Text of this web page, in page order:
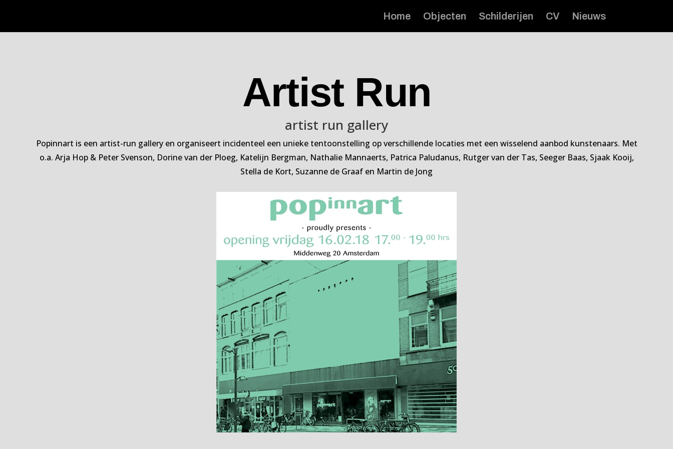
Home Objecten Schilderijen CV Nieuws
Artist Run
artist run gallery
Popinnart is een artist-run gallery en organiseert incidenteel een unieke tentoonstelling op verschillende locaties met een wisselend aanbod kunstenaars. Met
o.a. Arja Hop & Peter Svenson, Dorine van der Ploeg, Katelijn Bergman, Nathalie Mannaerts, Patrica Paludanus, Rutger van der Tas, Seeger Baas, Sjaak Kooij,
Stella de Kort, Suzanne de Graaf en Martin de Jong